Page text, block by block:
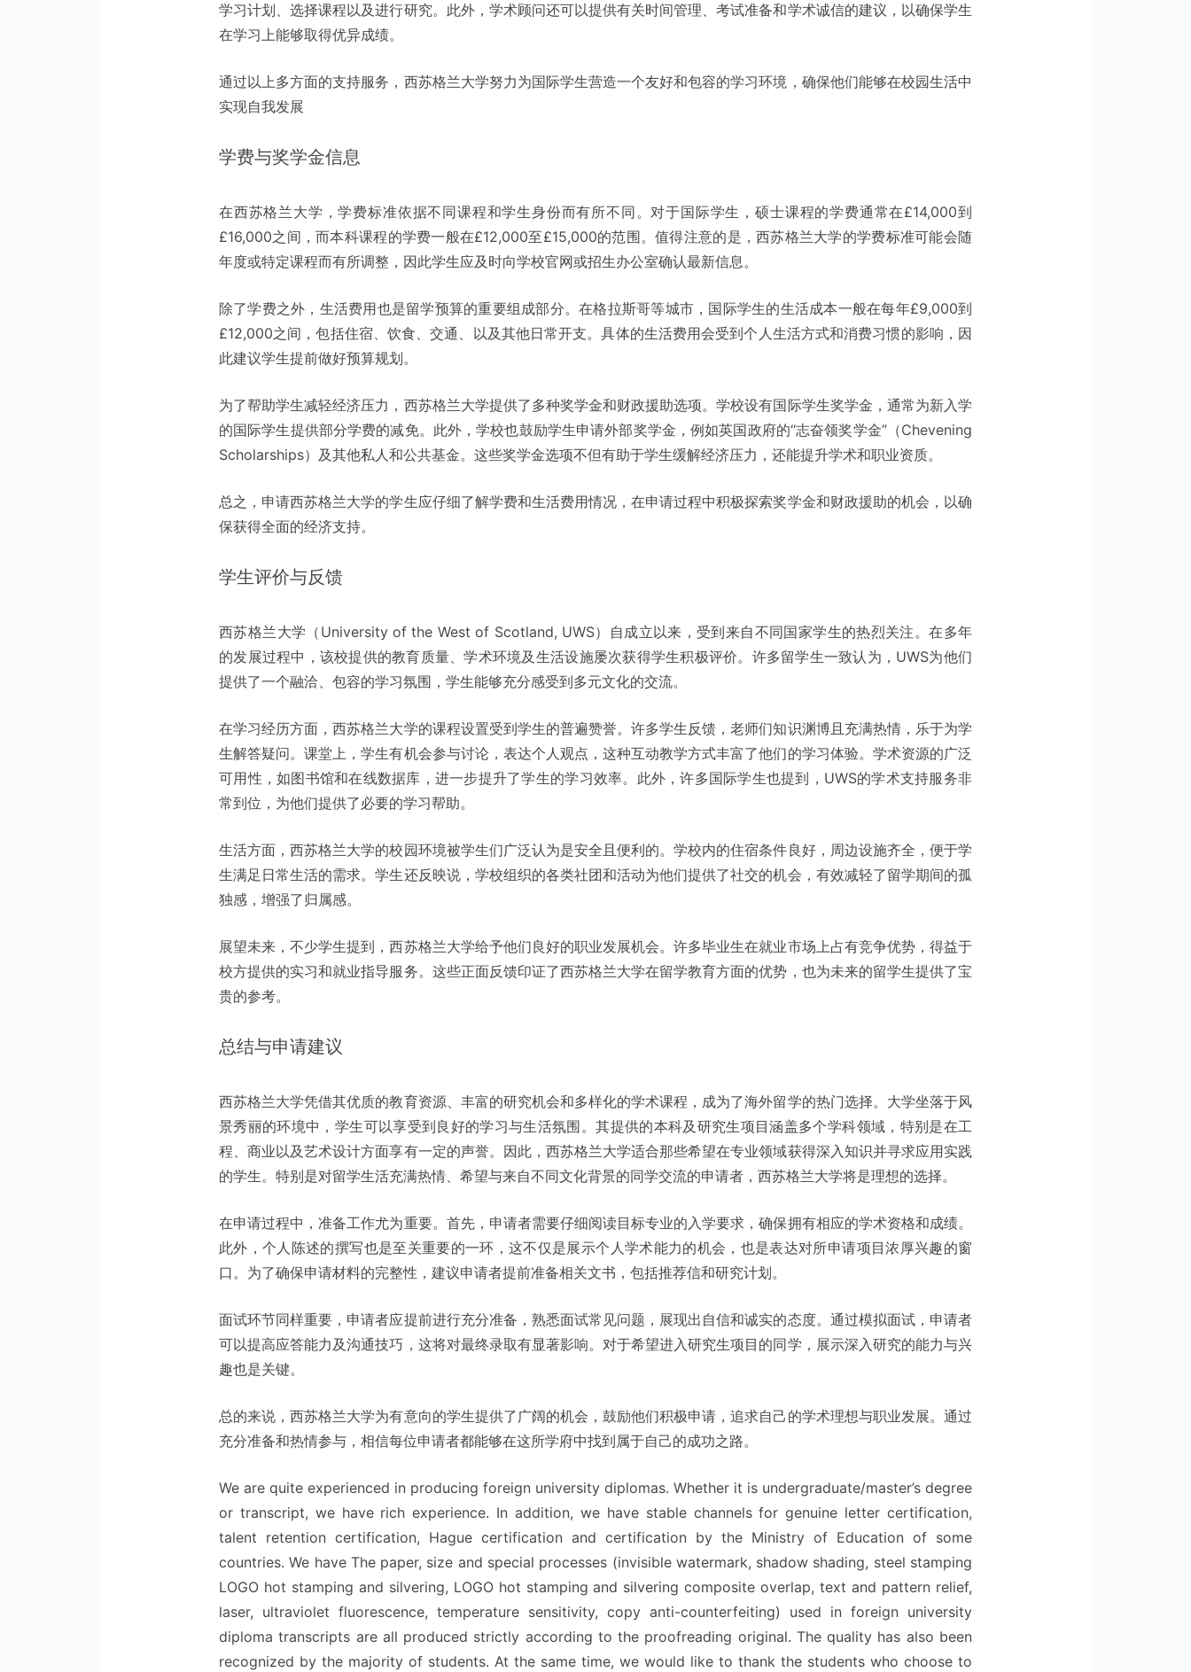
学习计划、选择课程以及进行研究。此外，学术顾问还可以提供有关时间管理、考试准备和学术诚信的建议，以确保学生
在学习上能够取得优异成绩。
通过以上多方面的支持服务，西苏格兰大学努力为国际学生营造一个友好和包容的学习环境，确保他们能够在校园生活中
实现自我发展
学费与奖学金信息
在西苏格兰大学，学费标准依据不同课程和学生身份而有所不同。对于国际学生，硕士课程的学费通常在£14,000到
£16,000之间，而本科课程的学费一般在£12,000至£15,000的范围。值得注意的是，西苏格兰大学的学费标准可能会随
年度或特定课程而有所调整，因此学生应及时向学校官网或招生办公室确认最新信息。
除了学费之外，生活费用也是留学预算的重要组成部分。在格拉斯哥等城市，国际学生的生活成本一般在每年£9,000到
£12,000之间，包括住宿、饮食、交通、以及其他日常开支。具体的生活费用会受到个人生活方式和消费习惯的影响，因
此建议学生提前做好预算规划。
为了帮助学生减轻经济压力，西苏格兰大学提供了多种奖学金和财政援助选项。学校设有国际学生奖学金，通常为新入学
的国际学生提供部分学费的减免。此外，学校也鼓励学生申请外部奖学金，例如英国政府的“志奋领奖学金”（Chevening
Scholarships）及其他私人和公共基金。这些奖学金选项不但有助于学生缓解经济压力，还能提升学术和职业资质。
总之，申请西苏格兰大学的学生应仔细了解学费和生活费用情况，在申请过程中积极探索奖学金和财政援助的机会，以确
保获得全面的经济支持。
学生评价与反馈
西苏格兰大学（University of the West of Scotland, UWS）自成立以来，受到来自不同国家学生的热烈关注。在多年
的发展过程中，该校提供的教育质量、学术环境及生活设施屡次获得学生积极评价。许多留学生一致认为，UWS为他们
提供了一个融洽、包容的学习氛围，学生能够充分感受到多元文化的交流。
在学习经历方面，西苏格兰大学的课程设置受到学生的普遍赞誉。许多学生反馈，老师们知识渊博且充满热情，乐于为学
生解答疑问。课堂上，学生有机会参与讨论，表达个人观点，这种互动教学方式丰富了他们的学习体验。学术资源的广泛
可用性，如图书馆和在线数据库，进一步提升了学生的学习效率。此外，许多国际学生也提到，UWS的学术支持服务非
常到位，为他们提供了必要的学习帮助。
生活方面，西苏格兰大学的校园环境被学生们广泛认为是安全且便利的。学校内的住宿条件良好，周边设施齐全，便于学
生满足日常生活的需求。学生还反映说，学校组织的各类社团和活动为他们提供了社交的机会，有效减轻了留学期间的孤
独感，增强了归属感。
展望未来，不少学生提到，西苏格兰大学给予他们良好的职业发展机会。许多毕业生在就业市场上占有竞争优势，得益于
校方提供的实习和就业指导服务。这些正面反馈印证了西苏格兰大学在留学教育方面的优势，也为未来的留学生提供了宝
贵的参考。
总结与申请建议
西苏格兰大学凭借其优质的教育资源、丰富的研究机会和多样化的学术课程，成为了海外留学的热门选择。大学坐落于风
景秀丽的环境中，学生可以享受到良好的学习与生活氛围。其提供的本科及研究生项目涵盖多个学科领域，特别是在工
程、商业以及艺术设计方面享有一定的声誉。因此，西苏格兰大学适合那些希望在专业领域获得深入知识并寻求应用实践
的学生。特别是对留学生活充满热情、希望与来自不同文化背景的同学交流的申请者，西苏格兰大学将是理想的选择。
在申请过程中，准备工作尤为重要。首先，申请者需要仔细阅读目标专业的入学要求，确保拥有相应的学术资格和成绩。
此外，个人陈述的撰写也是至关重要的一环，这不仅是展示个人学术能力的机会，也是表达对所申请项目浓厚兴趣的窗
口。为了确保申请材料的完整性，建议申请者提前准备相关文书，包括推荐信和研究计划。
面试环节同样重要，申请者应提前进行充分准备，熟悉面试常见问题，展现出自信和诚实的态度。通过模拟面试，申请者
可以提高应答能力及沟通技巧，这将对最终录取有显著影响。对于希望进入研究生项目的同学，展示深入研究的能力与兴
趣也是关键。
总的来说，西苏格兰大学为有意向的学生提供了广阔的机会，鼓励他们积极申请，追求自己的学术理想与职业发展。通过
充分准备和热情参与，相信每位申请者都能够在这所学府中找到属于自己的成功之路。
We are quite experienced in producing foreign university diplomas. Whether it is undergraduate/master’s degree
or transcript, we have rich experience. In addition, we have stable channels for genuine letter certification,
talent retention certification, Hague certification and certification by the Ministry of Education of some
countries. We have The paper, size and special processes (invisible watermark, shadow shading, steel stamping
LOGO hot stamping and silvering, LOGO hot stamping and silvering composite overlap, text and pattern relief,
laser, ultraviolet fluorescence, temperature sensitivity, copy anti-counterfeiting) used in foreign university
diploma transcripts are all produced strictly according to the proofreading original. The quality has also been
recognized by the majority of students. At the same time, we would like to thank the students who choose to